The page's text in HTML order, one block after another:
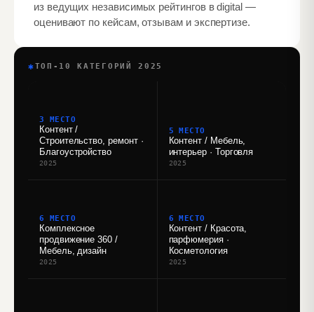
из ведущих независимых рейтингов в digital —
оценивают по кейсам, отзывам и экспертизе.
✱ТОП‑10 КАТЕГОРИЙ 2025
3 МЕСТО
Контент /
Строительство, ремонт ·
Благоустройство
2025
5 МЕСТО
Контент / Мебель,
интерьер · Торговля
2025
6 МЕСТО
Комплексное
продвижение 360 /
Мебель, дизайн
2025
6 МЕСТО
Контент / Красота,
парфюмерия ·
Косметология
2025